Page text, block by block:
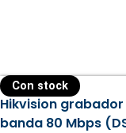
Con stock
Hikvision grabador
banda 80 Mbps